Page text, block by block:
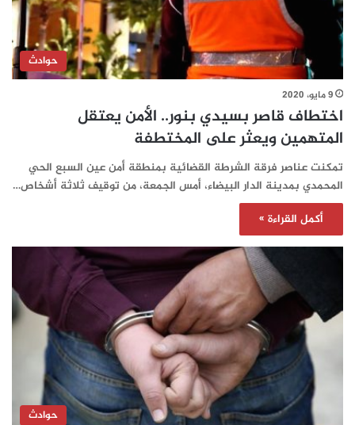
حوادث
9 مايو، 2020
اختطاف قاصر بسيدي بنور.. الأمن يعتقل
المتهمين ويعثر على المختطفة
تمكنت عناصر فرقة الشرطة القضائية بمنطقة أمن عين السبع الحي
المحمدي بمدينة الدار البيضاء، أمس الجمعة، من توقيف ثلاثة أشخاص…
أكمل القراءة »
حوادث